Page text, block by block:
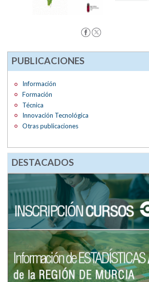
PUBLICACIONES
Información
Formación
Técnica
Innovación Tecnológica
Otras publicaciones
DESTACADOS